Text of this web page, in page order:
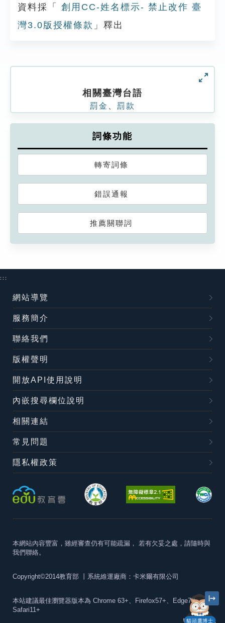
資料採「
創用CC-姓名標示- 禁止改作 臺
灣3.0版授權條款 」釋出
相關臺灣台語
罰金 罰款
詞條功能
轉寄詞條
錯誤通報
推薦關聯詞
貓頭鷹博士
:::
網站導覽
服務簡介
聯絡我們
版權聲明
開放API使用說明
內嵌搜尋欄位說明
相關連結
常見問題
隱私權政策
本網站內容豐富，雖經審查仍有可能疏漏， 若有欠妥之處，請隨時與
我們聯絡。
Copyright©2014教育部 丨系統維運廠商：卡米爾有限公司
本站建議最佳瀏覽器版本為 Chrome 63+、Firefox57+、Edge79+及
Safari11+